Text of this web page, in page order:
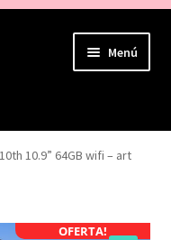
Menú
10.9” 64GB wifi – art
OFERTA!